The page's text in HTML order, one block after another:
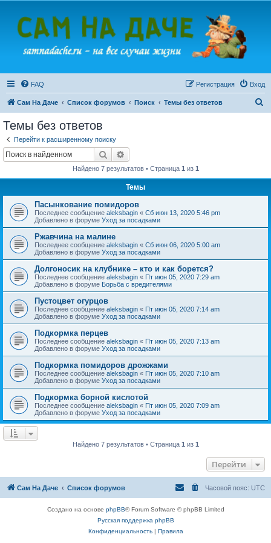
FAQ Вход
Регистрация
Сам На Даче Список форумов Поиск Темы без ответов
Темы без ответов
Перейти к расширенному поиску
Поиск
Найдено 7 результатов • Страница 1 из 1
Темы
Пасынкование помидоров
Последнее сообщение aleksbagin « Сб июн 13, 2020 5:46 pm
Добавлено в форуме Уход за посадками
Ржавчина на малине
Последнее сообщение aleksbagin « Сб июн 06, 2020 5:00 am
Добавлено в форуме Уход за посадками
Долгоносик на клубнике – кто и как борется?
Последнее сообщение aleksbagin « Пт июн 05, 2020 7:29 am
Добавлено в форуме Борьба с вредителями
Пустоцвет огурцов
Последнее сообщение aleksbagin « Пт июн 05, 2020 7:14 am
Добавлено в форуме Уход за посадками
Подкормка перцев
Последнее сообщение aleksbagin « Пт июн 05, 2020 7:13 am
Добавлено в форуме Уход за посадками
Подкормка помидоров дрожжами
Последнее сообщение aleksbagin « Пт июн 05, 2020 7:10 am
Добавлено в форуме Уход за посадками
Подкормка борной кислотой
Последнее сообщение aleksbagin « Пт июн 05, 2020 7:09 am
Добавлено в форуме Уход за посадками
Найдено 7 результатов • Страница 1 из 1
Перейти
Сам На Даче Список форумов Часовой пояс: UTC
Создано на основе phpBB® Forum Software © phpBB Limited
Русская поддержка phpBB
Конфиденциальность| Правила